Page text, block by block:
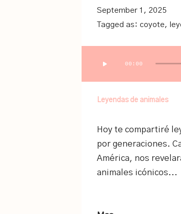
September 1, 2025
Tagged as: coyote,
Player
00:00
Leyendas de animales
Hoy te compartiré
por generaciones.
América, nos
animales icónicos...